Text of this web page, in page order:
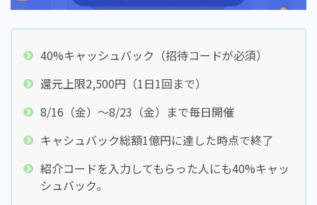
40%キャッシュバック（招待コードが必須）
還元上限2,500円（1日1回まで）
8/16（金）～8/23（金）まで毎日開催
キャシュバック総額1億円に達した時点で終了
紹介コードを入力してもらった人にも40%キャッ
シュバック。